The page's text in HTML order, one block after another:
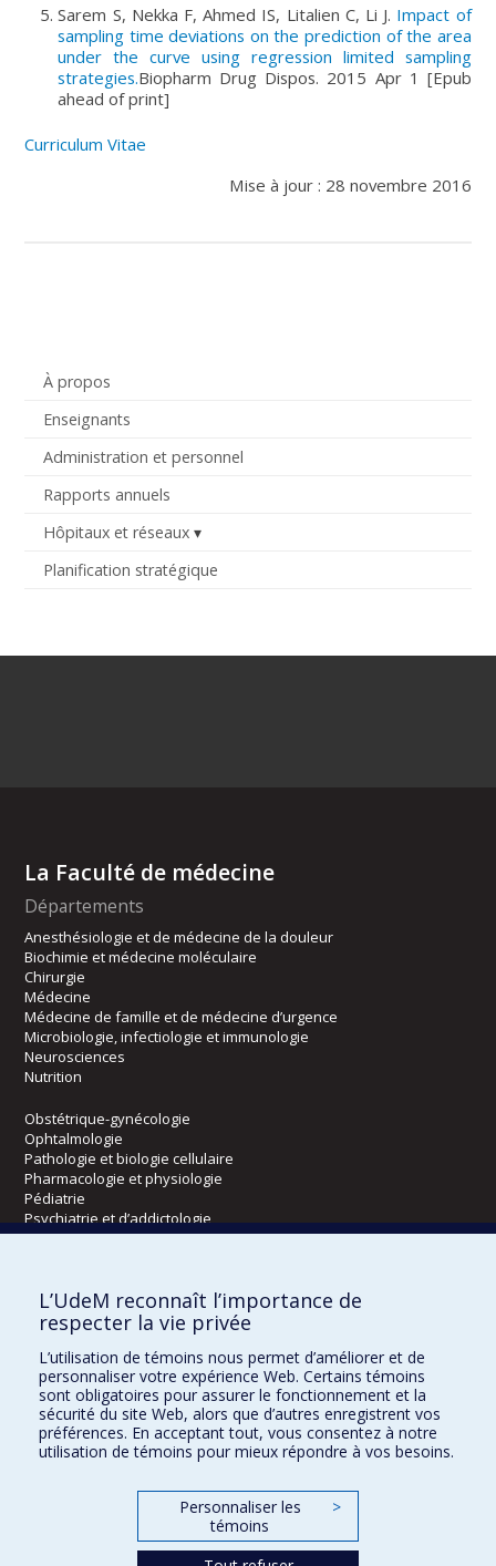
À propos
Enseignants
Administration et personnel
Rapports annuels
Hôpitaux et réseaux
Planification stratégique
Sarem S, Nekka F, Ahmed IS, Litalien C, Li J. Impact of
sampling time deviations on the prediction of the area
under the curve using regression limited sampling
strategies.Biopharm Drug Dispos. 2015 Apr 1 [Epub
ahead of print]
Curriculum Vitae
Mise à jour : 28 novembre 2016
La Faculté de médecine
Départements
Anesthésiologie et de médecine de la douleur
Biochimie et médecine moléculaire
Chirurgie
Médecine
Médecine de famille et de médecine d’urgence
Microbiologie, infectiologie et immunologie
Neurosciences
Nutrition
Obstétrique-gynécologie
Ophtalmologie
Pathologie et biologie cellulaire
Pharmacologie et physiologie
Pédiatrie
Psychiatrie et d’addictologie
Radiologie, radio-oncologie et médecine nucléaire
Écoles
Orthophonie et audiologie
Réadaptation
Directions
L’UdeM reconnaît l’importance de
respecter la vie privée
L’utilisation de témoins nous permet d’améliorer et de
personnaliser votre expérience Web. Certains témoins
sont obligatoires pour assurer le fonctionnement et la
sécurité du site Web, alors que d’autres enregistrent vos
préférences. En acceptant tout, vous consentez à notre
utilisation de témoins pour mieux répondre à vos besoins.
Personnaliser les
témoins
>